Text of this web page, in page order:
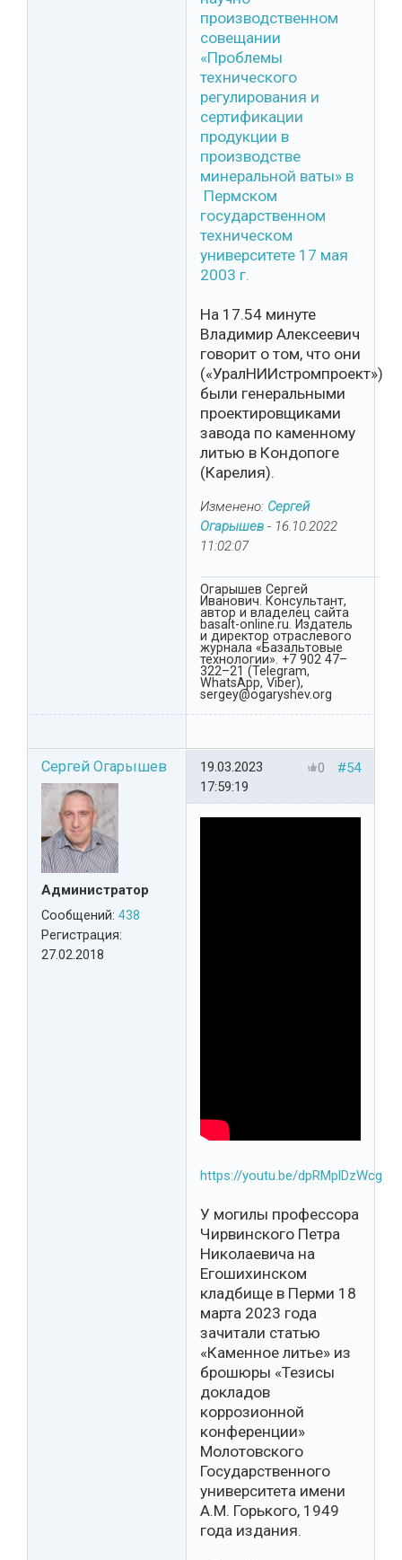
производственном
совещании
«Проблемы
технического
регулирования и
сертификации
продукции в
производстве
минеральной ваты» в
Пермском
государственном
техническом
университете 17 мая
2003 г.
На 17.54 минуте
Владимир Алексеевич
говорит о том, что они
(«УралНИИстромпроект»)
были генеральными
проектировщиками
завода по каменному
литью в Кондопоге
(Карелия).
Изменено: Сергей
Огарышев - 16.10.2022
11:02:07
Огарышев Сергей
Иванович. Консультант,
автор и владелец сайта
basalt-online.ru. Издатель
и директор отраслевого
журнала «Базальтовые
технологии». +7 902 47–
322–21 (Telegram,
WhatsApp, Viber),
sergey@ogaryshev.org
Сергей Огарышев
Администратор
Сообщений: 438
Регистрация:
27.02.2018
#54
0
19.03.2023
17:59:19
https://youtu.be/dpRMplDzWcg
У могилы профессора
Чирвинского Петра
Николаевича на
Егошихинском
кладбище в Перми 18
марта 2023 года
зачитали статью
«Каменное литье» из
брошюры «Тезисы
докладов
коррозионной
конференции»
Молотовского
Государственного
университета имени
А.М. Горького, 1949
года издания.